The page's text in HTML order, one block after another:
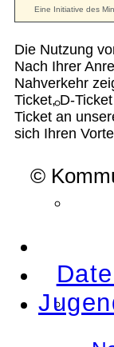
Die Nutzung
Nach Ihrer
Nahverkehr
Ticket, D-
Ticket an
sich Ihren
©